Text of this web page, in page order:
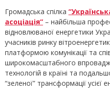
Громадська спілка
асоціація” – найбільша
відновлюваної енергетики
учасників ринку
платформою комунікації та
широкомасштабного
технологій в країні та
“зеленої” трансформації усієї